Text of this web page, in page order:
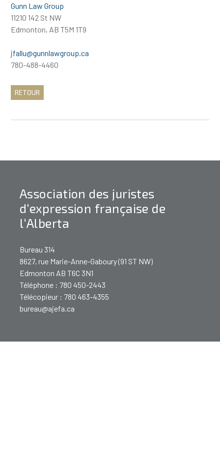
Gunn Law Group
11210 142 St NW
Edmonton, AB T5M 1T9
jfallu@gunnlawgroup.ca
780-488-4460
RETOUR
Association des juristes
d‘expression française de
l‘Alberta
Bureau 314
8627, rue Marie-Anne-Gaboury (91 ST NW)
Edmonton AB T6C 3N1
Téléphone : 780 450-2443
Télécopieur : 780 463-4355
bureau@ajefa.ca